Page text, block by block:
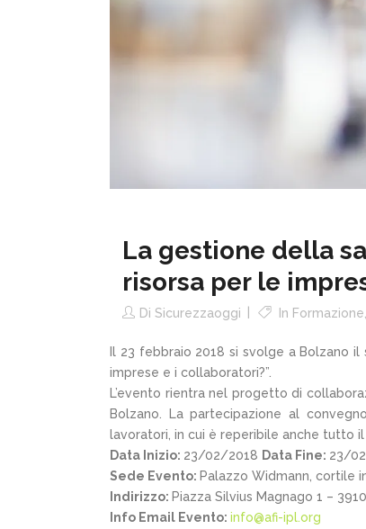
La gestione della
risorsa per le
Di Sicurezzaoggi In Formazione
Il 23 febbraio 2018 si svolge a Bolzano
imprese e i collaboratori?”.
L’evento rientra nel progetto di
Bolzano. La partecipazione al
lavoratori, in cui è reperibile anche tutto
Data Inizio: 23/02/2018 Data Fine: 23/
Sede Evento: Palazzo Widmann, cortile
Indirizzo: Piazza Silvius Magnago 1 –
Info Email Evento: info@afi-ipl.org